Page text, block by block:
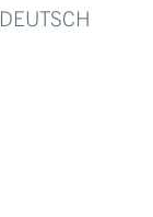
DEUTSCH